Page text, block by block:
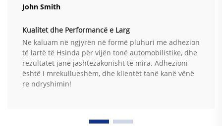
John Smith
Kualitet dhe Performancë e Larg
Ne kaluam në ngjyrën në formë pluhuri me adhezion
të lartë të Hsinda për vijën tonë automobilistike, dhe
rezultatet janë jashtëzakonisht të mira. Adhezioni
është i mrekullueshëm, dhe klientët tanë kanë vënë
re ndryshimin!